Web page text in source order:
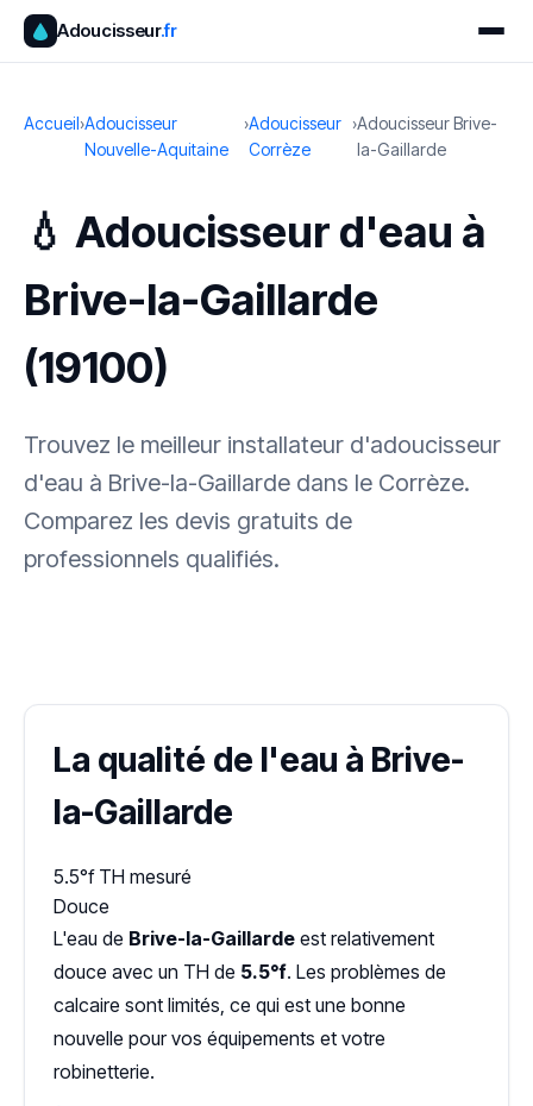
Adoucisseur.fr
Accueil›Adoucisseur
Nouvelle-Aquitaine
›Adoucisseur
Corrèze
›Adoucisseur Brive-
la-Gaillarde
💧 Adoucisseur d'eau à
Brive-la-Gaillarde
(19100)
Trouvez le meilleur installateur d'adoucisseur
d'eau à Brive-la-Gaillarde dans le Corrèze.
Comparez les devis gratuits de
professionnels qualifiés.
La qualité de l'eau à Brive-
la-Gaillarde
5.5°f TH mesuré
Douce
L'eau de Brive-la-Gaillarde est relativement
douce avec un TH de 5.5°f. Les problèmes de
calcaire sont limités, ce qui est une bonne
nouvelle pour vos équipements et votre
robinetterie.